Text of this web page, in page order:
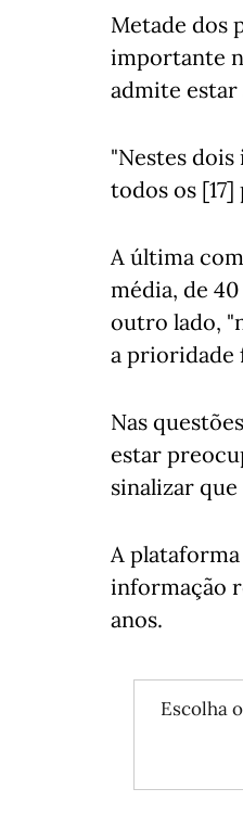
Metade dos
importante
admite estar
"Nestes
todos os
A última
média, de
outro lado,
a prioridade
Nas
estar
sinalizar
A
informação
anos.
Escolha